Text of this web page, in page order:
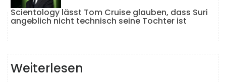
Scientology lässt Tom Cruise glauben, dass Suri
angeblich nicht technisch seine Tochter ist
Weiterlesen